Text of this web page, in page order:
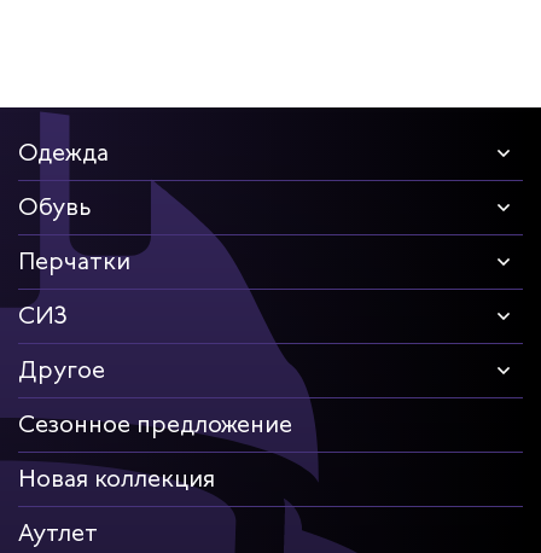
Одежда
Обувь
Перчатки
СИЗ
Другое
Сезонное предложение
Новая коллекция
Аутлет